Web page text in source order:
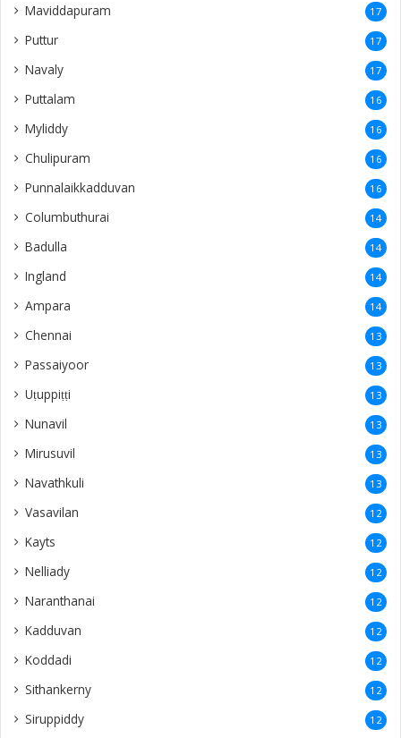
Maviddapuram 17
Puttur 17
Navaly 17
Puttalam 16
Myliddy 16
Chulipuram 16
Punnalaikkadduvan 16
Columbuthurai 14
Badulla 14
Ingland 14
Ampara 14
Chennai 13
Passaiyoor 13
Uṭuppiṭṭi 13
Nunavil 13
Mirusuvil 13
Navathkuli 13
Vasavilan 12
Kayts 12
Nelliady 12
Naranthanai 12
Kadduvan 12
Koddadi 12
Sithankerny 12
Siruppiddy 12